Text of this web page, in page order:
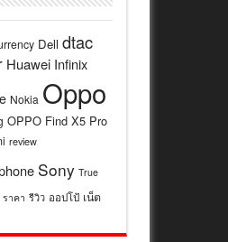
Dell dtac
Huawei Infinix
Nokia Oppo
OPPO Find X5 Pro
review
Sony True
ราคา รีวิว ออปโป้ เน็ต